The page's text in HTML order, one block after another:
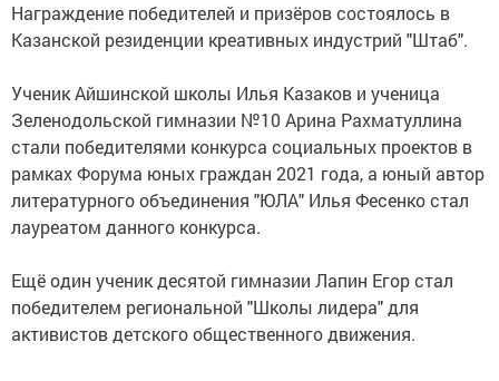
Награждение победителей и призёров состоялось в
Казанской резиденции креативных индустрий "Штаб".
Ученик Айшинской школы Илья Казаков и ученица
Зеленодольской гимназии №10 Арина Рахматуллина
стали победителями конкурса социальных проектов в
рамках Форума юных граждан 2021 года, а юный автор
литературного объединения "ЮЛА" Илья Фесенко стал
лауреатом данного конкурса.
Ещё один ученик десятой гимназии Лапин Егор стал
победителем региональной "Школы лидера" для
активистов детского общественного движения.